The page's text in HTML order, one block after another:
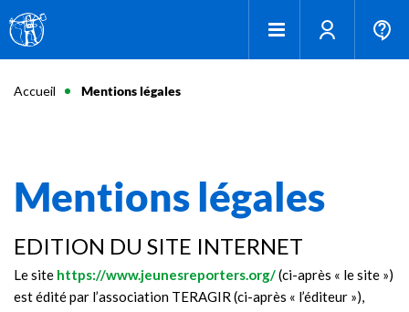
Accueil Mentions légales
Mentions légales
EDITION DU SITE INTERNET
Le site https://www.jeunesreporters.org/(ci-après « le site »)
est édité par l’association TERAGIR (ci-après « l’éditeur »),